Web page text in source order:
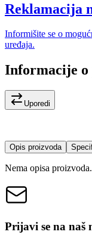
Reklamacija
Informišite se o
uređaja.
Informacije o
Uporedi
Opis proizvoda
Nema opisa proizvoda.
Prijavi se na naš